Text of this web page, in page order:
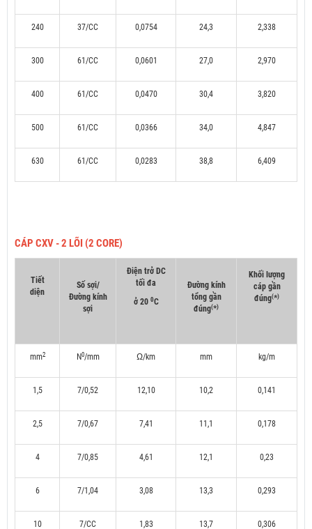
240 37/CC 0,0754 24,3 2,338
300 61/CC 0,0601 27,0 2,970
400 61/CC 0,0470 30,4 3,820
500 61/CC 0,0366 34,0 4,847
630 61/CC 0,0283 38,8 6,409
CÁP CXV - 2 LÕI (2 CORE)
Tiết
diện
Số sợi/
Đường kính
sợi
Điện trở DC
tối đa
ở 20 0C
Đường kính
tổng gần
đúng(*)
Khối lượng
cáp gần
đúng(*)
mm2 N0/mm Ω/km mm kg/m
1,5 7/0,52 12,10 10,2 0,141
2,5 7/0,67 7,41 11,1 0,178
4 7/0,85 4,61 12,1 0,23
6 7/1,04 3,08 13,3 0,293
10 7/CC 1,83 13,7 0,306